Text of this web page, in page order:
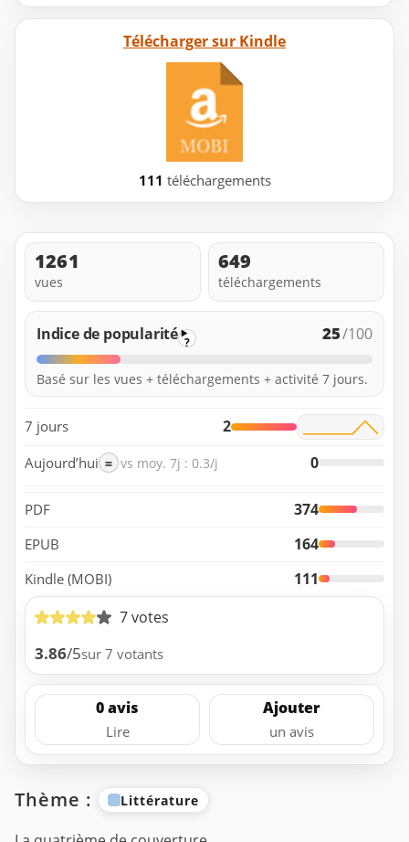
Télécharger sur Kindle
111 téléchargements
1261
vues
649
téléchargements
Indice de popularité ? 25/100
Basé sur les vues + téléchargements + activité 7 jours.
7 jours 2
Aujourd’hui = vs moy. 7j : 0.3/j 0
PDF 374
EPUB 164
Kindle (MOBI)
111
7 votes
3.86/5sur 7 votants
0 avis
Lire
Ajouter
un avis
Thème : Littérature